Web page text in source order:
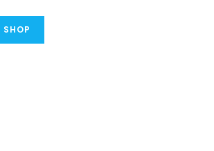
SHOP